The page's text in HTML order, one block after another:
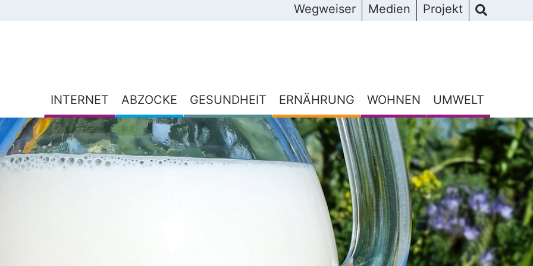
Wegweiser Medien Projekt
INTERNET ABZOCKE GESUNDHEIT ERNÄHRUNG WOHNEN UMWELT